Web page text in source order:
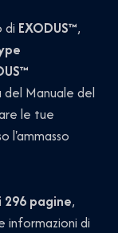
di EXODUS™,
del Manuale del
le tue
l'ammasso
pagine,
informazioni di